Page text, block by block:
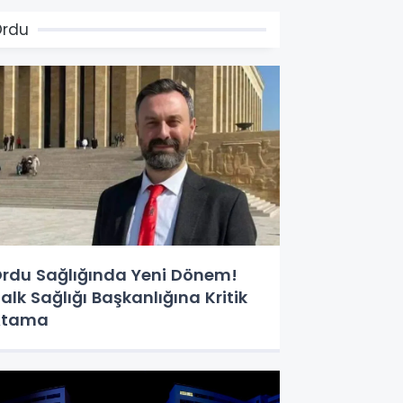
Sağlığında Yeni Dönem!
Sağlığı Başkanlığına Kritik